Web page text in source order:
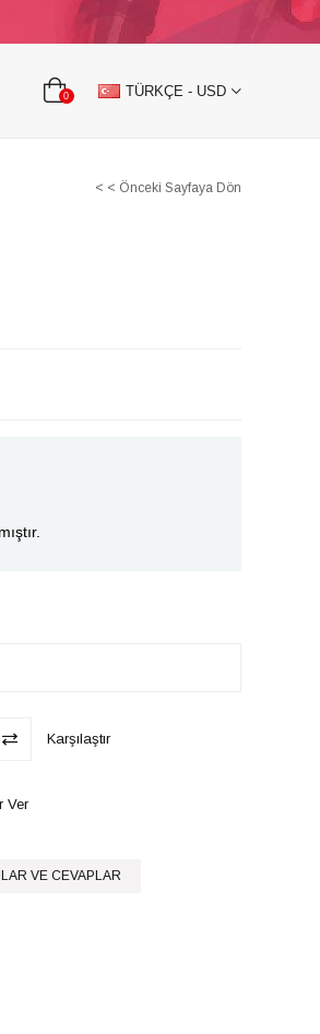
0 TÜRKÇE - USD
TEKSTİL AKSESUARLARI
< < Önceki Sayfaya Dön
Karşılaştır
Ver
VE CEVAPLAR